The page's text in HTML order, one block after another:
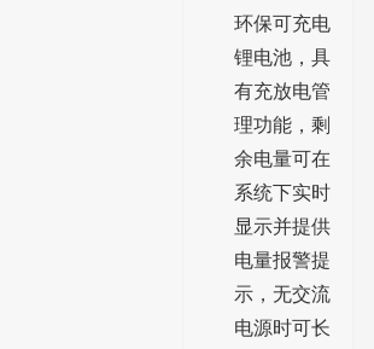
环保可充电
锂电池，具
有充放电管
理功能，剩
余电量可在
系统下实时
显示并提供
电量报警提
示，无交流
电源时可长